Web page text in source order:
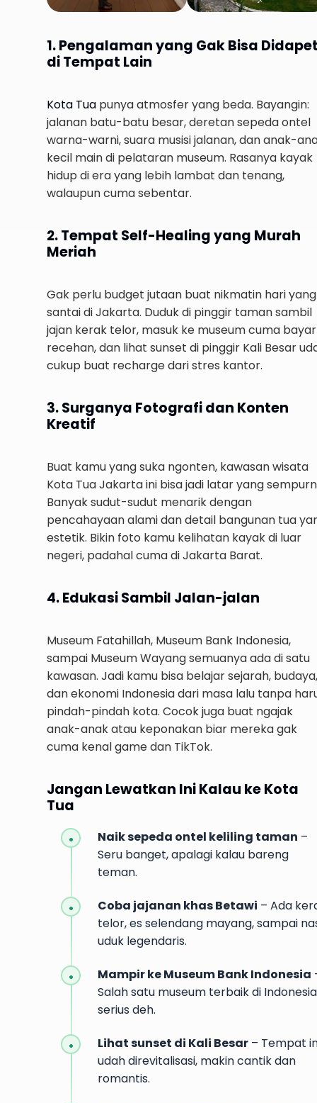
1. Pengalaman yang Gak Bisa
di Tempat Lain
Kota Tua punya atmosfer yang beda. Bayangin:
jalanan batu-batu besar, deretan sepeda ontel
warna-warni, suara musisi jalanan, dan anak-
kecil main di pelataran museum. Rasanya kayak
hidup di era yang lebih lambat dan tenang,
walaupun cuma sebentar.
2. Tempat Self-Healing yang Murah
Meriah
Gak perlu budget jutaan buat nikmatin hari yang
santai di Jakarta. Duduk di pinggir taman sambil
jajan kerak telor, masuk ke museum cuma bayar
recehan, dan lihat sunset di pinggir Kali Besar
cukup buat recharge dari stres kantor.
3. Surganya Fotografi dan Konten
Kreatif
Buat kamu yang suka ngonten, kawasan wisata
Kota Tua Jakarta ini bisa jadi latar yang
Banyak sudut-sudut menarik dengan
pencahayaan alami dan detail bangunan tua
estetik. Bikin foto kamu kelihatan kayak di luar
negeri, padahal cuma di Jakarta Barat.
4. Edukasi Sambil Jalan-jalan
Museum Fatahillah, Museum Bank Indonesia,
sampai Museum Wayang semuanya ada di satu
kawasan. Jadi kamu bisa belajar sejarah, budaya,
dan ekonomi Indonesia dari masa lalu tanpa
pindah-pindah kota. Cocok juga buat ngajak
anak-anak atau keponakan biar mereka gak
cuma kenal game dan TikTok.
Jangan Lewatkan Ini Kalau ke Kota
Tua
Naik sepeda ontel keliling taman –
Seru banget, apalagi kalau bareng
teman.
Coba jajanan khas Betawi – Ada
telor, es selendang mayang, sampai
uduk legendaris.
Mampir ke Museum Bank Indonesia
Salah satu museum terbaik di
serius deh.
Lihat sunset di Kali Besar – Tempat
udah direvitalisasi, makin cantik dan
romantis.